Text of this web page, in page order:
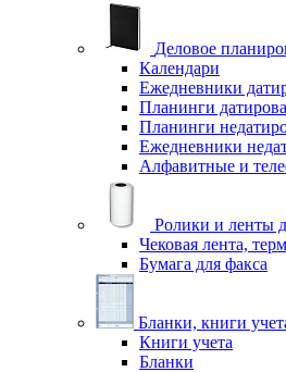
Деловое
Календари
Ежедневники
Планинги
Планинги
Ежедневники
Алфавитные и
Ролики и ленты
Чековая лента,
Бумага для факса
Бланки, книги
Книги учета
Бланки